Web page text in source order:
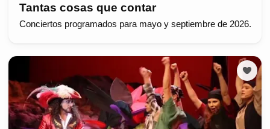
Tantas cosas que contar
Conciertos programados para mayo y septiembre de 2026.